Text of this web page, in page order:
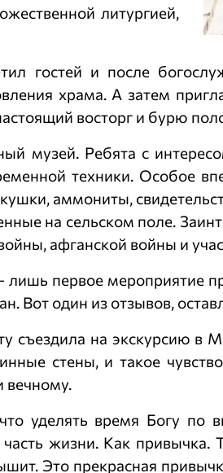
литургией,
гостей и после
храма. А затем
восторг и бурю
музей. Ребята с
техники. Особое
аммониты,
на сельском поле.
афганской войны и
лишь первое мероприятие
Вот один из отзывов,
съездила на экскурсию в
стены, и такое
вечному.
уделять время Богу
часть жизни. Как
Это прекрасная